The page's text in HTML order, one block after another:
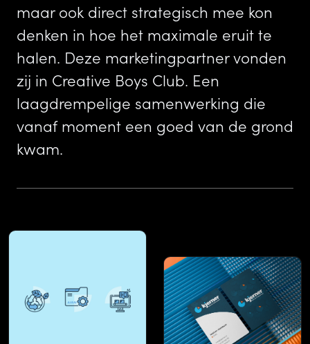
maar ook direct strategisch mee kon
denken in hoe het maximale eruit te
halen. Deze marketingpartner vonden
zij in Creative Boys Club. Een
laagdrempelige samenwerking die
vanaf moment een goed van de grond
kwam.